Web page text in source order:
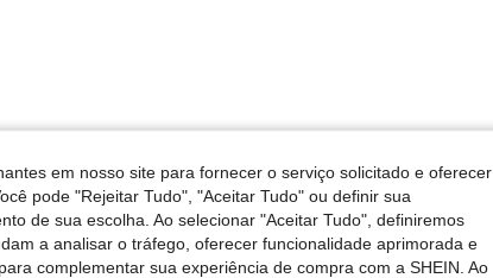
Útil (0)
em nosso site para fornecer o serviço solicitado e oferecer
pode "Rejeitar Tudo", "Aceitar Tudo" ou definir sua
de sua escolha. Ao selecionar "Aceitar Tudo", definiremos
a analisar o tráfego, oferecer funcionalidade aprimorada e
complementar sua experiência de compra com a SHEIN. Ao